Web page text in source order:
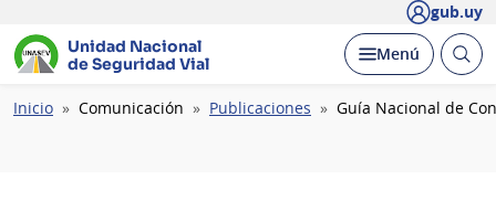
gub.uy
Unidad Nacional
de Seguridad Vial
Desplegar
Menú Abrir
Ruta
Inicio Comunicación Publicaciones Guía Nacional de